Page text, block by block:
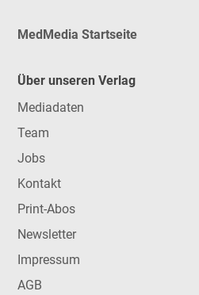
MedMedia Startseite
Über unseren Verlag
Mediadaten
Team
Jobs
Kontakt
Print-Abos
Newsletter
Impressum
AGB